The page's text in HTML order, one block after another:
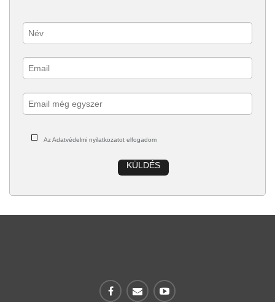
Az Adatvédelmi nyilatkozatot elfogadom
KÜLDÉS